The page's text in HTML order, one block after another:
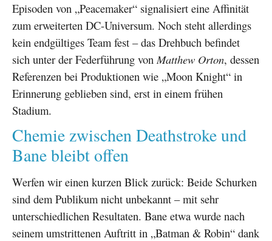
Episoden von „Peacemaker“ signalisiert eine Affinität
zum erweiterten DC-Universum. Noch steht allerdings
kein endgültiges Team fest – das Drehbuch befindet
sich unter der Federführung vonMatthew Orton, dessen
Referenzen bei Produktionen wie „Moon Knight“ in
Erinnerung geblieben sind, erst in einem frühen
Stadium.
Chemie zwischen Deathstroke und
Bane bleibt offen
Werfen wir einen kurzen Blick zurück: Beide Schurken
sind dem Publikum nicht unbekannt – mit sehr
unterschiedlichen Resultaten. Bane etwa wurde nach
seinem umstrittenen Auftritt in „Batman & Robin“ dank